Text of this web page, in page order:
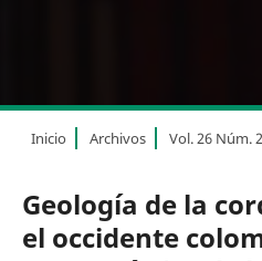
Inicio Archivos Vol. 26 Núm.
Geología de la
el occidente